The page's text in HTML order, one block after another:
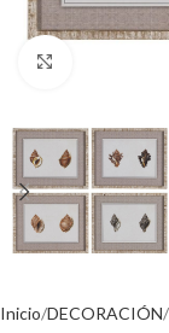
Inicio DECORACIÓN